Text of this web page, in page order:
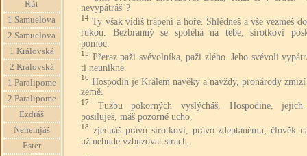
Rút
1 Samuelova
2 Samuelova
1 Královská
2 Královská
1 Paralipome
2 Paralipome
Ezdráš
Nehemjáš
Ester
nevypátráš"?
14 Ty však vidíš trápení a hoře. Shlédneš a vše vezmeš
rukou. Bezbranný se spoléhá na tebe, sirotkovi
pomoc.
15 Přeraz paži svévolníka, paži zlého. Jeho svévoli
ti neunikne.
16 Hospodin je Králem navěky a navždy, pronárody
země.
17
Tužbu pokorných vyslýcháš, Hospodine, jejich
posiluješ, máš pozorné ucho,
18 zjednáš právo sirotkovi, právo zdeptanému; člověk
už nebude vzbuzovat strach.